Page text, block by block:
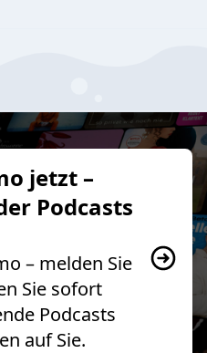
jetzt –
Podcasts
– melden Sie
Sie sofort
Podcasts
auf Sie.